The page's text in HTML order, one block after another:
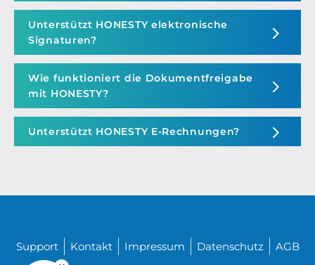
Unterstützt HONESTY elektronische
Signaturen?
Wie funktioniert die Dokumentfreigabe
mit HONESTY?
Unterstützt HONESTY E-Rechnungen?
Support Kontakt Impressum Datenschutz AGB